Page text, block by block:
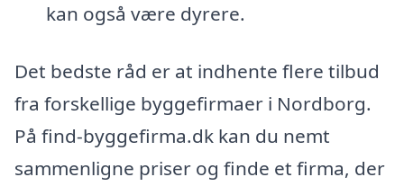
kan også være dyrere.
Det bedste råd er at indhente flere tilbud
fra forskellige byggefirmaer i Nordborg.
På find-byggefirma.dk kan du nemt
sammenligne priser og finde et firma, der